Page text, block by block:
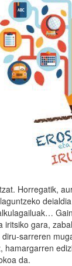
Horregatik,
iritsiko gara,
sarreren
hamargarren
da.